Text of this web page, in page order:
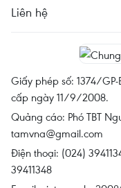
Liên hệ
Giấy phép số: 1374/GP-
cấp ngày 11/9/2008.
Quảng cáo: Phó TBT
tamvna@gmail.com
Điện thoại: (024)
39411348